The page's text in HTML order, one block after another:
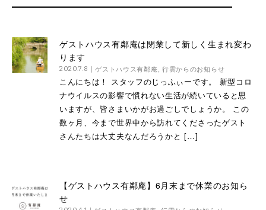
ゲストハウス有鄰庵は閉業して新しく生まれ変わ
ります
2020.7.8 ゲストハウス有鄰庵 行雲からのお知らせ
こんにちは！ スタッフのじっふぃーです。 新型コロ
ナウイルスの影響で慣れない生活が続いていると思
いますが、皆さまいかがお過ごしでしょうか。 この
数ヶ月、今まで世界中から訪れてくださったゲスト
さんたちは大丈夫なんだろうかと […]
【ゲストハウス有鄰庵】6月末まで休業のお知ら
せ